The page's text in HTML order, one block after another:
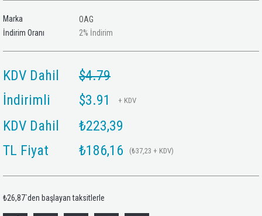
Marka
OAG
İndirim Oranı
%
2 İndirim
KDV Dahil
$4.79
İndirimli
$3.91 + KDV
KDV Dahil
₺223,39
TL Fiyat
₺186,16 (₺37,23 + KDV)
₺26,87`den başlayan taksitlerle